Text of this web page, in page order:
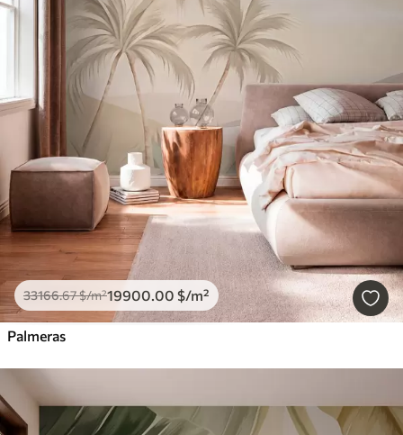
33166.67$/m²19900.00 $/m²
Palmeras